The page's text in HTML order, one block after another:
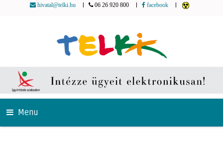
hivatal@telki.hu 06 26 920 800 facebook
Menu